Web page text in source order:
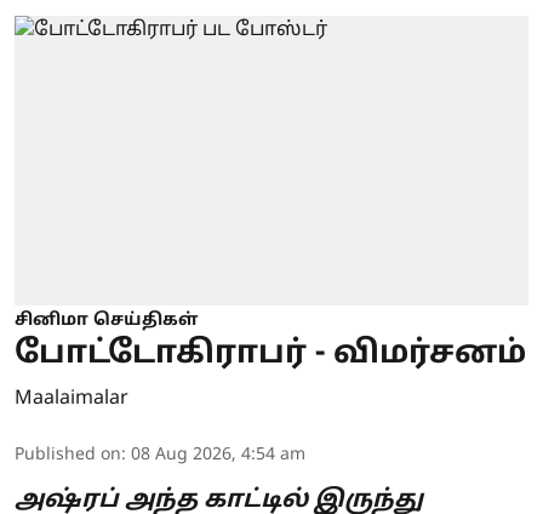
சினிமா செய்திகள்
போட்டோகிராபர் - விமர்சனம்
Maalaimalar
Published on: 08 Aug 2026, 4:54 am
அஷ்ரப் அந்த காட்டில் இருந்து